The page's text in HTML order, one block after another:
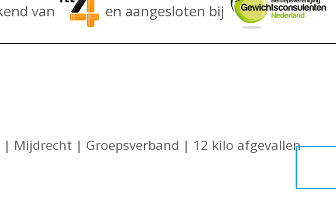
van en aangesloten bij
| Mijdrecht | Groepsverband | 12 kilo afgevallen